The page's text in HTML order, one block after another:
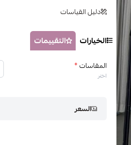
دليل القياسات
الخيارات التقييمات
المقاسات*
اختر
السعر